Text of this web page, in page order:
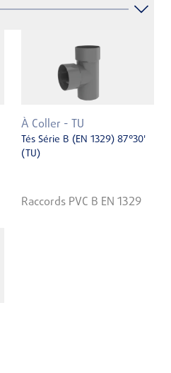
À Coller - TU
Tés Série B (EN 1329) 87°30'
(TU)
Raccords PVC B EN 1329